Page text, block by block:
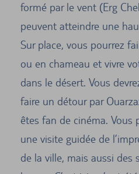
formé par le vent (Erg
peuvent atteindre une
Sur place, vous pourrez
ou en chameau et vivre
dans le désert. Vous
faire un détour par
êtes fan de cinéma. Vous
une visite guidée de
de la ville, mais aussi des